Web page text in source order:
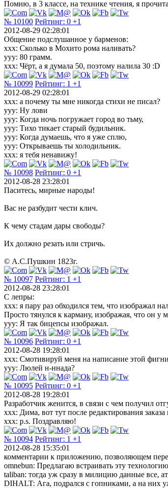
Помню, в 3 классе, на технике чтения, я
№ 10100 Рейтинг: 0 +1
2012-08-29 02:28:01
Общение подслушанное у барменов:
ххх: Сколько в Мохито рома наливать?
ууу: 80 грамм.
ххх: Чёрт, а я думала 50, поэтому налила 30 :D
№ 10099 Рейтинг: 1 +1
2012-08-29 02:28:01
ххх: а почему ты мне никогда стихи не писал?
ууу: Ну лови
ууу: Когда ночь погружает город во тьму,
ууу: Тихо тикает старый будильник.
ууу: Когда думаешь, что я уже сплю,
ууу: Открываешь ты холодильник.
ххх: я тебя ненавижу!
№ 10098 Рейтинг: 0 +1
2012-08-28 23:28:01
Паситесь, мирные народы!
Вас не разбудит чести клич.
К чему стадам дары свободы?
Их должно резать или стричь.
© А.С.Пушкин 1823г.
№ 10097 Рейтинг: 1 +1
2012-08-28 23:28:01
С лепры:
ххх: я пару раз обходился тем, что изображал
Просто тянулся к карману, изображая, что он у
ууу: Я так бицепсы изображал.
№ 10096 Рейтинг: 0 +1
2012-08-28 19:28:01
xxx: Смотивируй меня на написание этой
yyy: Люлей н-ннада?
№ 10095 Рейтинг: 0 +1
2012-08-28 19:28:01
Разработчик женится, в связи с чем получил
ххх: Дима, вот тут после редактирования
ххх: p.s. Поздравляю!
№ 10094 Рейтинг: 1 +1
2012-08-28 15:35:01
комментарии к приложению, позволяющем
omnebun: Предлагаю встраивать эту
taliban: тогда уж сразу в милицию данные все,
DIHALT: Ага, подрался с гопниками, а на них